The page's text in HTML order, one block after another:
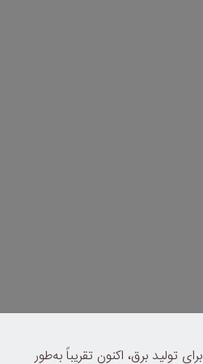
نیروگاه‌ها و تأسیسات PEDC برای تولید برق، اکنون تقریباً به‌طور